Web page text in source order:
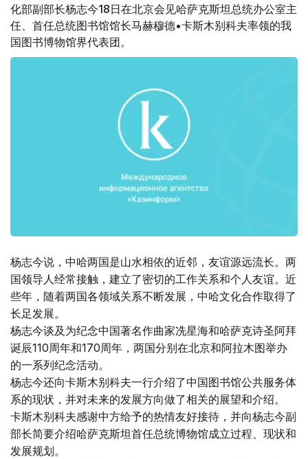
化部副部长杨志今18日在北京会见哈萨克斯坦总统办公室主
任、首任总统图书馆馆长马赫穆德•卡斯木别科夫率领的我
国图书博物馆界代表团。
杨志今说，中哈两国是山水相依的近邻，友谊源远流长。两
国领导人经常接触，建立了密切的工作关系和个人友谊。近
些年，随着两国各领域关系不断发展，中哈文化合作取得了
长足发展。
杨志今谈及为纪念中国著名作曲家冼星海和哈萨克诗圣阿拜
诞辰110周年和170周年，两国分别在北京和阿拉木图举办
的一系列纪念活动。
杨志今还向卡斯木别科夫一行介绍了中国图书馆公共服务体
系的现状，并对未来的发展方向做了相关的展望和介绍。
卡斯木别科夫感谢中方给予的热情友好接待，并向杨志今副
部长简要介绍哈萨克斯坦首任总统博物馆成立过程、现状和
发展规划。